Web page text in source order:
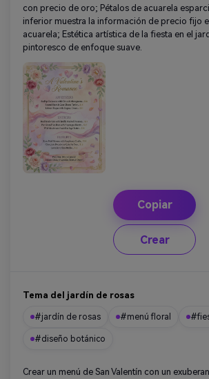
con precio de oro; Pétalos de acuarela
inferior muestra la información de precio fijo
acuarela; Estética artística de la fiesta en el
pintoresco de enfoque suave.
Copiar
Crear
Tema del jardín de rosas
#jardín de rosas #menú floral
#diseño botánico
Crear un menú de San Valentín con un